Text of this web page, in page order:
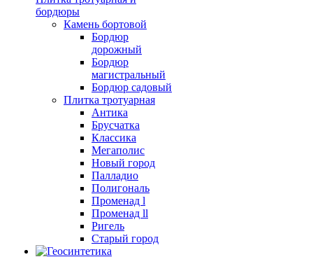
бордюры
Камень бортовой
Бордюр
дорожный
Бордюр
магистральный
Бордюр садовый
Плитка тротуарная
Антика
Брусчатка
Классика
Мегаполис
Новый город
Палладио
Полигональ
Променад l
Променад ll
Ригель
Старый город